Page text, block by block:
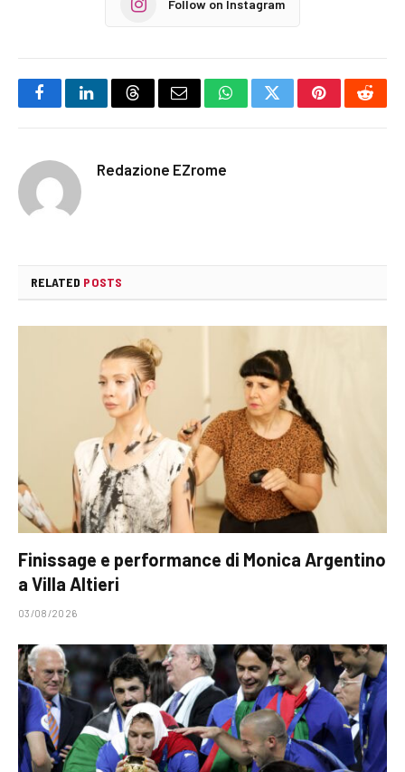
Follow on Instagram
FacebookLinkedInThreadsEmail WhatsAppTwitterPinterest
Redazione EZrome
RELATED POSTS
Finissage e performance di Monica Argentino
a Villa Altieri
03/08/2026